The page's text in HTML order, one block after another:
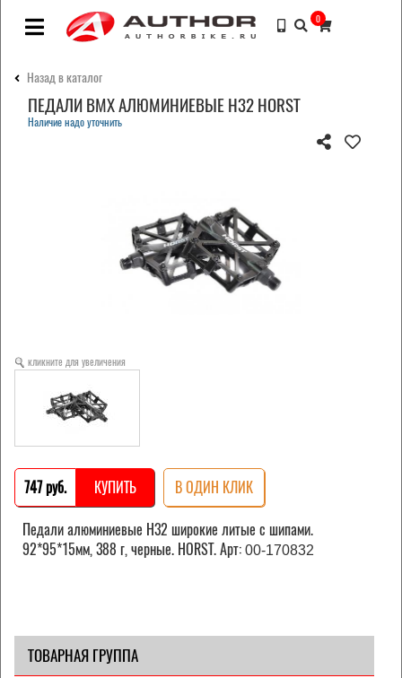
0
Назад в каталог
ПЕДАЛИ BMX АЛЮМИНИЕВЫЕ H32 HORST
Наличие надо уточнить
кликните для увеличения
747 pуб. КУПИТЬ В ОДИН КЛИК
Педали алюминиевые H32 широкие литые с шипами.
92*95*15мм, 388 г, черные. HORST. Арт: 00-170832
ТОВАРНАЯ ГРУППА